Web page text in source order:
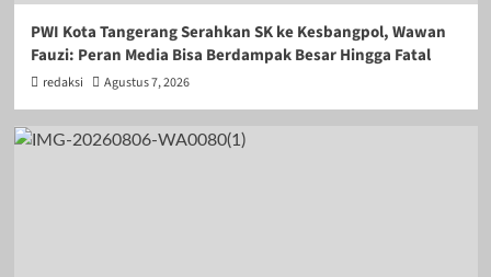
PWI Kota Tangerang Serahkan SK ke Kesbangpol, Wawan
Fauzi: Peran Media Bisa Berdampak Besar Hingga Fatal
redaksi Agustus 7, 2026